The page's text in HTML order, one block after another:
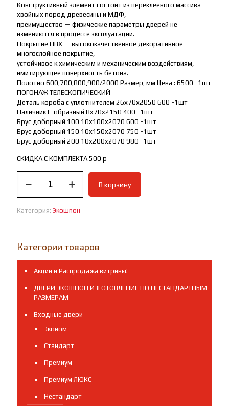
Конструктивный элемент состоит из переклееного массива
хвойных пород древесины и МДФ,
преимущество — физические параметры дверей не
изменяются в процессе эксплуатации.
Покрытие ПВХ — высококачественное декоративное
многослойное покрытие,
устойчивое к химическим и механическим воздействиям,
имитирующее поверхность бетона.
Полотно 600,700,800,900/2000 Размер, мм Цена : 6500 -1шт
ПОГОНАЖ ТЕЛЕСКОПИЧЕСКИЙ
Деталь короба с уплотнителем 26х70х2050 600 -1шт
Наличник L-образный 8х70х2150 400 -1шт
Брус доборный 100 10х100х2070 600 -1шт
Брус доборный 150 10х150х2070 750 -1шт
Брус доборный 200 10х200х2070 980 -1шт
СКИДКА С КОМПЛЕКТА 500 р
товара
Кватро
В корзину
Категория: Экошпон
Категории товаров
Акции и Распродажа витрины!
ДВЕРИ ЭКОШПОН ИЗГОТОВЛЕНИЕ ПО НЕСТАНДАРТНЫМ
РАЗМЕРАМ
Входные двери
Эконом
Стандарт
Премиум
Премиум ЛЮКС
Нестандарт